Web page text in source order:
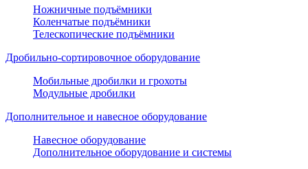
Ножничные подъёмники
Коленчатые подъёмники
Телескопические подъёмники
Дробильно-сортировочное оборудование
Мобильные дробилки и грохоты
Модульные дробилки
Дополнительное и навесное оборудование
Навесное оборудование
Дополнительное оборудование и системы